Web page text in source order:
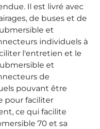
Il est livré avec
de buses et de
et
individuels à
l'entretien et le
et
de
pouvant être
pour faciliter
ce qui facilite
70 et sa